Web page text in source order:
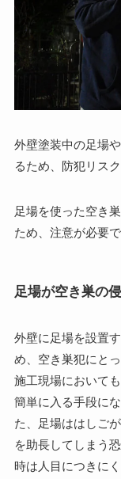
外壁塗装中の足場
るため、防犯リス
足場を使った空き
ため、注意が必要で
足場が空き巣の
外壁に足場を設置
め、空き巣犯にと
施工現場において
簡単に入る手段に
た、足場ははしご
を助長してしまう
時は人目につきに